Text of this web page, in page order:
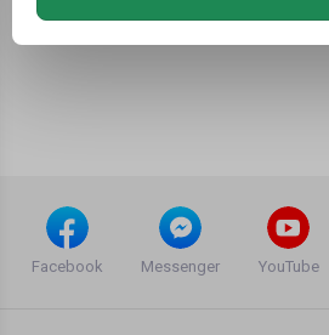
Facebook Messenger YouTube